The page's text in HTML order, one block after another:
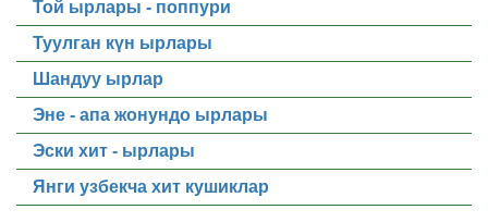
Той ырлары - поппури
Туулган күн ырлары
Шандуу ырлар
Эне - апа жонундо ырлары
Эски хит - ырлары
Янги узбекча хит кушиклар